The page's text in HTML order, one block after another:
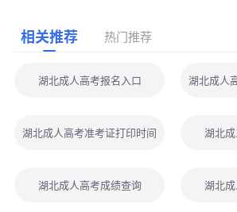
相关推荐 热门推荐
湖北成人高考报名入口 湖北成人
湖北成人高考准考证打印时间 湖北
湖北成人高考成绩查询 湖北